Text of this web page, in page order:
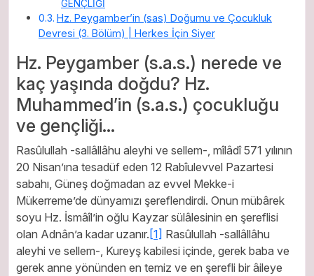
GENÇLİĞİ
Hz. Peygamber’in (sas) Doğumu ve Çocukluk
Devresi (3. Bölüm) | Herkes İçin Siyer
Hz. Peygamber (s.a.s.) nerede ve
kaç yaşında doğdu? Hz.
Muhammed’in (s.a.s.) çocukluğu
ve gençliği…
Rasûlullah -sallâllâhu aleyhi ve sellem-, mîlâdî 571 yılının
20 Nisan’ına tesadüf eden 12 Rabîulevvel Pazartesi
sabahı, Güneş doğmadan az evvel Mekke-i
Mükerreme’de dünyamızı şereflendirdi. Onun mübârek
soyu Hz. İsmâîl’in oğlu Kayzar sülâlesinin en şereflisi
olan Adnân’a kadar uzanır. [1] Rasûlullah -sallâllâhu
aleyhi ve sellem-, Kureyş kabilesi içinde, gerek baba ve
gerek anne yönünden en temiz ve en şerefli bir âileye